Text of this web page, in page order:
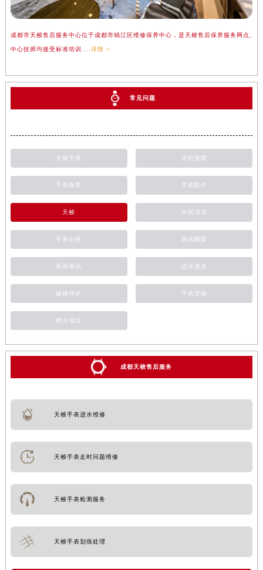
成都市天梭售后服务中心位于成都市锦江区维修保养中心，是天梭售后保养服务网点,
中心技师均接受标准培训.... 详情 >
常见问题
天梭手表 走时故障
手表保养 手表配件
天梭 外观清洗
手表生锈 抛光翻新
新闻资讯 进水进灰
磕碰摔坏 手表受磁
网点地址
成都天梭售后服务
天梭手表进水维修
天梭手表走时问题维修
天梭手表检测服务
天梭手表划痕处理